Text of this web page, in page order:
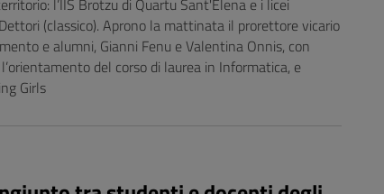
l’IIS Brotzu di Quartu Sant'Elena e i licei
(classico). Aprono la mattinata il prorettore vicario
e alumni, Gianni Fenu e Valentina Onnis, con
del corso di laurea in Informatica, e
Girls